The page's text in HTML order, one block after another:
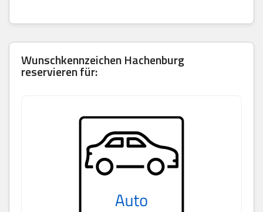
Wunschkennzeichen Hachenburg
reservieren für: